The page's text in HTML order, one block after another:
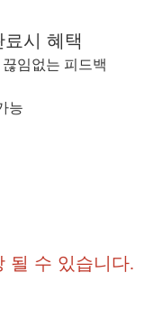
시 혜택
임없는 피드백
능
될 수 있습니다.